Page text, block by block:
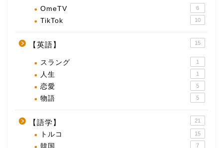
OmeTV 6
TikTok 10
【英語】 15
スラング 1
人生 1
恋愛 5
物語 5
【語学】 21
トルコ 15
韓国 7